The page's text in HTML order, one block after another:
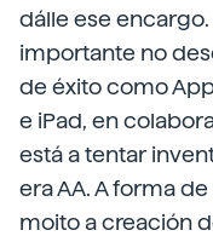
dálle ese
importante no
de éxito como
e iPad, en
está a tentar
era AA. A forma
moito a creación